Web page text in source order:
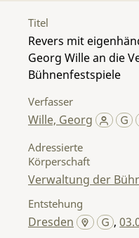
Titel
Revers mit
Georg Wille an die
Bühnenfestspiele
Verfasser
Wille, Georg
Adressierte
Körperschaft
Verwaltung der
Entstehung
Dresden ,